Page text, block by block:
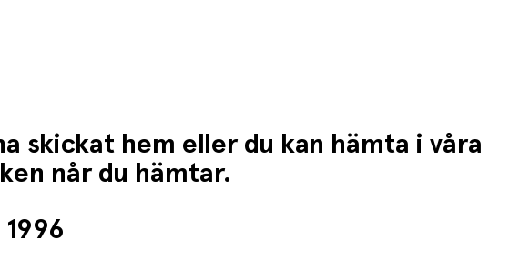
skickat hem eller du kan hämta i våra
når du hämtar.